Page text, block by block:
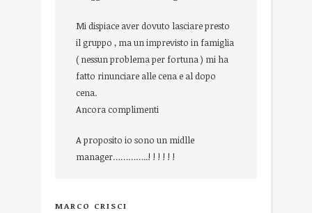
Mi dispiace aver dovuto lasciare presto
il gruppo , ma un imprevisto in famiglia
( nessun problema per fortuna ) mi ha
fatto rinunciare alle cena e al dopo
cena.
Ancora complimenti
A proposito io sono un midlle
manager…………..! ! ! ! ! !
MARCO CRISCI